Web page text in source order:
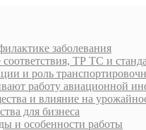
заболевания
соответствия, ТР ТС и
и роль
работу авиационной
и влияние на
для бизнеса
и особенности работы